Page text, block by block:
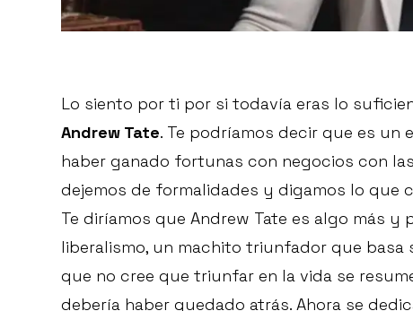
Lo siento por ti por si todavía eras lo
Andrew Tate. Te podríamos decir que es un
haber ganado fortunas con negocios con
dejemos de formalidades y digamos lo que
Te diríamos que Andrew Tate es algo más
liberalismo, un machito triunfador que
que no cree que triunfar en la vida se
debería haber quedado atrás. Ahora se